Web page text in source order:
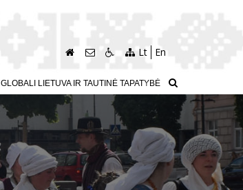
Lt En
GLOBALI LIETUVA IR TAUTINĖ TAPATYBĖ